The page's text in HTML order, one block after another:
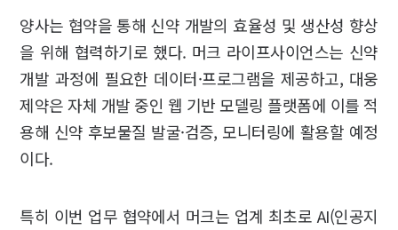
양사는 협약을 통해 신약 개발의 효율성 및 생산성 향상
을 위해 협력하기로 했다. 머크 라이프사이언스는 신약
개발 과정에 필요한 데이터·프로그램을 제공하고, 대웅
제약은 자체 개발 중인 웹 기반 모델링 플랫폼에 이를 적
용해 신약 후보물질 발굴·검증, 모니터링에 활용할 예정
이다.
특히 이번 업무 협약에서 머크는 업계 최초로 AI(인공지